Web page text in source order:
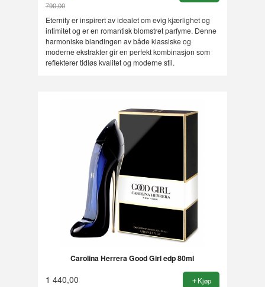
790,00
Rabatt
Eternity er inspirert av idealet om evig kjærlighet og
intimitet og er en romantisk blomstret parfyme. Denne
harmoniske blandingen av både klassiske og
moderne ekstrakter gir en perfekt kombinasjon som
reflekterer tidløs kvalitet og moderne stil.
Carolina Herrera Good Girl edp 80ml
1 440,00 Kjøp